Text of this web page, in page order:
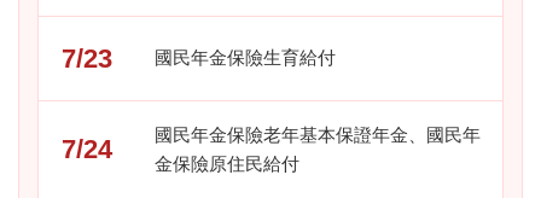
7/23 國民年金保險生育給付
7/24
國民年金保險老年基本保證年金、國民年
金保險原住民給付